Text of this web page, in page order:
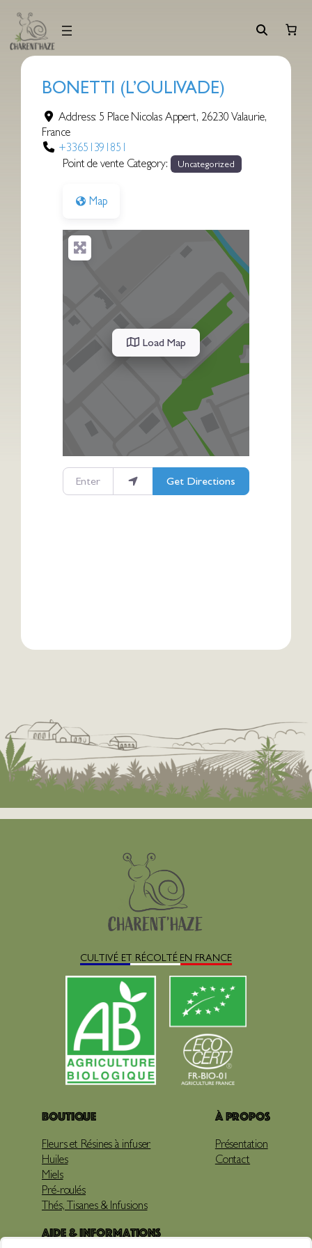
contenu
BONETTI (L’OULIVADE)
Address: 5 Place Nicolas Appert, 26230 Valaurie,
France
+33651391851
Point de vente Category:
Uncategorized
Map
Load Map
Enter your location
Get Directions
CULTIVÉ ET RÉCOLTÉ EN FRANCE
Boutique
Fleurs et Résines à infuser
Huiles
Miels
Pré-roulés
Thés, Tisanes & Infusions
À propos
Présentation
Contact
Aide & Informations